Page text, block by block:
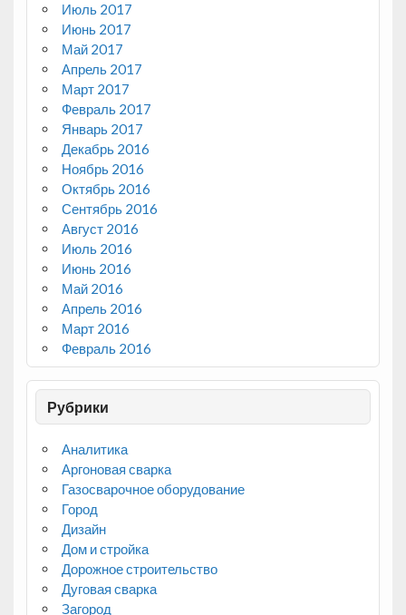
Июль 2017
Июнь 2017
Май 2017
Апрель 2017
Март 2017
Февраль 2017
Январь 2017
Декабрь 2016
Ноябрь 2016
Октябрь 2016
Сентябрь 2016
Август 2016
Июль 2016
Июнь 2016
Май 2016
Апрель 2016
Март 2016
Февраль 2016
Рубрики
Аналитика
Аргоновая сварка
Газосварочное оборудование
Город
Дизайн
Дом и стройка
Дорожное строительство
Дуговая сварка
Загород